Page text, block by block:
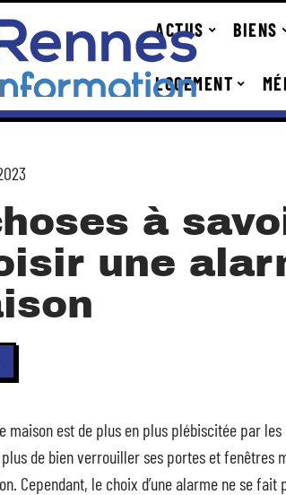
ACTUS BIENS
LOGEMENT
à
une
maison est de plus en plus plébiscitée par
de bien verrouiller ses portes et fenêtres
Cependant, le choix d’une alarme ne se